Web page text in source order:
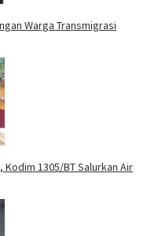
Warga Transmigrasi
1305/BT Salurkan Air